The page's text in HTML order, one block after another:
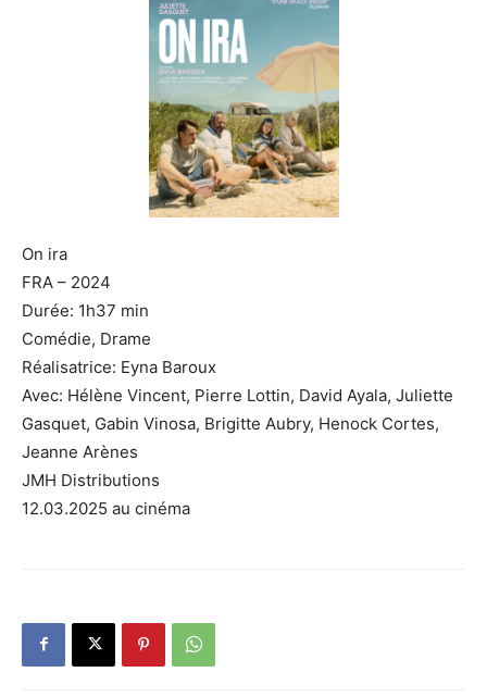
On ira
FRA – 2024
Durée: 1h37 min
Comédie, Drame
Réalisatrice: Eyna Baroux
Avec: Hélène Vincent, Pierre Lottin, David Ayala, Juliette
Gasquet, Gabin Vinosa, Brigitte Aubry, Henock Cortes,
Jeanne Arènes
JMH Distributions
12.03.2025 au cinéma